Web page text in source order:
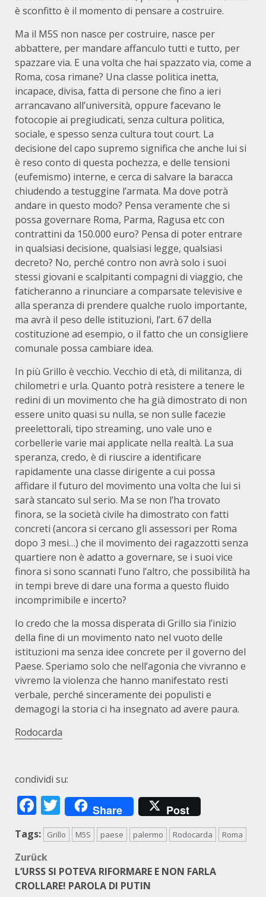
è sconfitto è il momento di pensare a costruire.
Ma il M5S non nasce per costruire, nasce per
abbattere, per mandare affanculo tutti e tutto, per
spazzare via. E una volta che hai spazzato via, come a
Roma, cosa rimane? Una classe politica inetta,
incapace, divisa, fatta di persone che fino a ieri
arrancavano all’università, oppure facevano le
fotocopie ai pregiudicati, senza cultura politica,
sociale, e spesso senza cultura tout court. La
decisione del capo supremo significa che anche lui si
è reso conto di questa pochezza, e delle tensioni
(eufemismo) interne, e cerca di salvare la baracca
chiudendo a testuggine l’armata. Ma dove potrà
andare in questo modo? Pensa veramente che si
possa governare Roma, Parma, Ragusa etc con
contrattini da 150.000 euro? Pensa di poter entrare
in qualsiasi decisione, qualsiasi legge, qualsiasi
decreto? No, perché contro non avrà solo i suoi
stessi giovani e scalpitanti compagni di viaggio, che
faticheranno a rinunciare a comparsate televisive e
alla speranza di prendere qualche ruolo importante,
ma avrà il peso delle istituzioni, l’art. 67 della
costituzione ad esempio, o il fatto che un consigliere
comunale possa cambiare idea.
In più Grillo è vecchio. Vecchio di età, di militanza, di
chilometri e urla. Quanto potrà resistere a tenere le
redini di un movimento che ha già dimostrato di non
essere unito quasi su nulla, se non sulle facezie
preelettorali, tipo streaming, uno vale uno e
corbellerie varie mai applicate nella realtà. La sua
speranza, credo, è di riuscire a identificare
rapidamente una classe dirigente a cui possa
affidare il futuro del movimento una volta che lui si
sarà stancato sul serio. Ma se non l’ha trovato
finora, se la società civile ha dimostrato con fatti
concreti (ancora si cercano gli assessori per Roma
dopo 3 mesi…) che il movimento dei ragazzotti senza
quartiere non è adatto a governare, se i suoi vice
finora si sono scannati l’uno l’altro, che possibilità ha
in tempi breve di dare una forma a questo fluido
incomprimibile e incerto?
Io credo che la mossa disperata di Grillo sia l’inizio
della fine di un movimento nato nel vuoto delle
istituzioni ma senza idee concrete per il governo del
Paese. Speriamo solo che nell’agonia che vivranno e
vivremo la violenza che hanno manifestato resti
verbale, perché sinceramente dei populisti e
demagogi la storia ci ha insegnato ad avere paura.
Rodocarda
condividi su:
Facebook
Twitter
Share Post
Tags: Grillo M5S paese palermo Rodocarda Roma
Beitragsnavigation
Zurück
L’URSS SI POTEVA RIFORMARE E NON FARLA
CROLLARE! PAROLA DI PUTIN